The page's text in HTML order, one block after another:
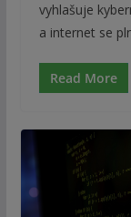
vyhlašuje
a internet se
Read More